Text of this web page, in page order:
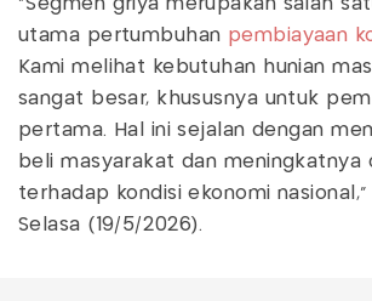
"Segmen griya merupakan salah
utama pertumbuhan pembiayaan
Kami melihat kebutuhan hunian
sangat besar, khususnya untuk
pertama. Hal ini sejalan dengan
beli masyarakat dan meningkatnya
terhadap kondisi ekonomi nasional,”
Selasa (19/5/2026).